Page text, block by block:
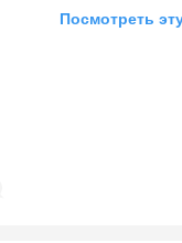
Посмотреть